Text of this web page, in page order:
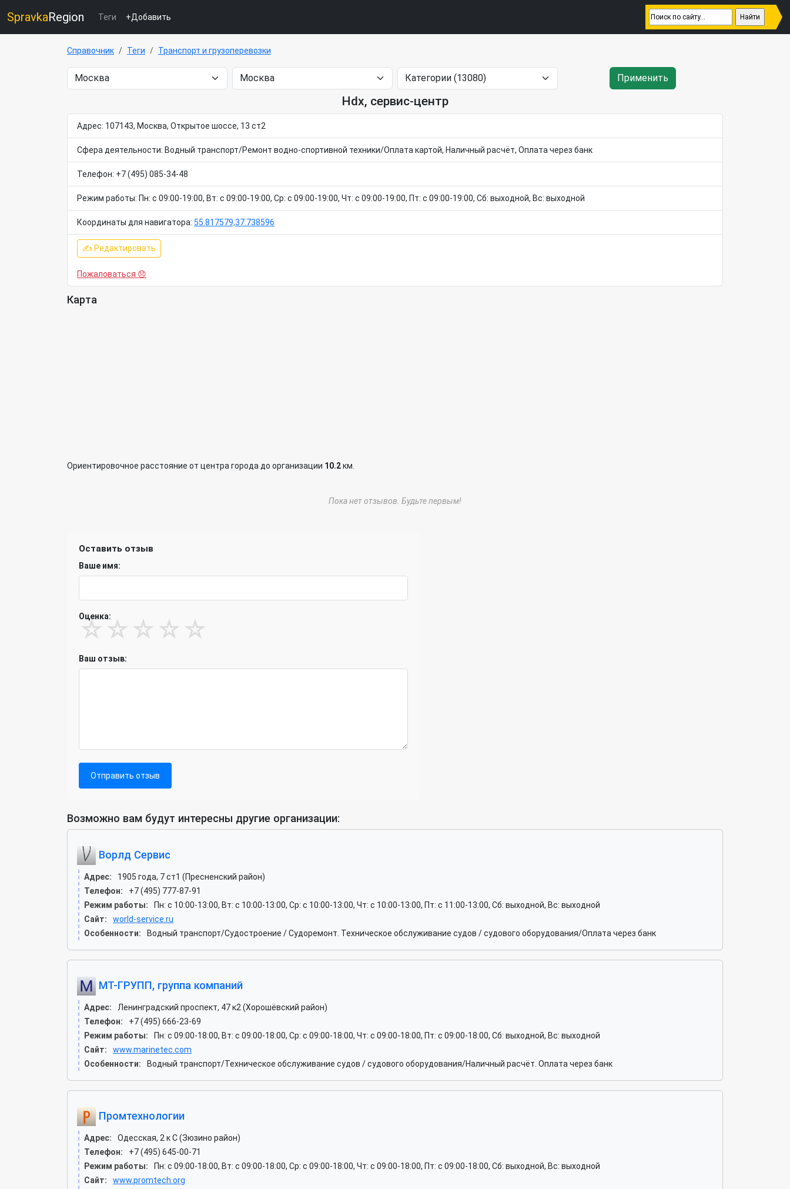
SpravkaRegion Теги +Добавить
Справочник Теги Транспорт и грузоперевозки
Применить
Hdx, сервис-центр
Адрес: 107143, Москва, Открытое шоссе, 13 ст2
Сфера деятельности: Водный транспорт/Ремонт водно-спортивной техники/Оплата картой, Наличный расчёт, Оплата через банк
Телефон: +7 (495) 085-34-48
Режим работы: Пн: c 09:00-19:00, Вт: c 09:00-19:00, Ср: c 09:00-19:00, Чт: c 09:00-19:00, Пт: c 09:00-19:00, Сб: выходной, Вс: выходной
Координаты для навигатора: 55.817579,37.738596
✍ Редактировать
Пожаловаться 😞
Карта
Ориентировочное расстояние от центра города до организации 10.2км.
Пока нет отзывов. Будьте первым!
Оставить отзыв
Ваше имя:
Оценка:
☆ ☆ ☆ ☆ ☆
Ваш отзыв:
Отправить отзыв
Возможно вам будут интересны другие организации:
Ворлд Сервис
Адрес:
1905 года, 7 ст1 (Пресненский район)
Телефон:
+7 (495) 777-87-91
Режим работы:
Пн: c 10:00-13:00, Вт: c 10:00-13:00, Ср: c 10:00-13:00, Чт: c 10:00-13:00, Пт: c 11:00-13:00, Сб: выходной, Вс: выходной
Сайт:
world-service.ru
Особенности:
Водный транспорт/Судостроение / Судоремонт. Техническое обслуживание судов / судового оборудования/Оплата через банк
МТ-ГРУПП, группа компаний
Адрес:
Ленинградский проспект, 47 к2 (Хорошёвский район)
Телефон:
+7 (495) 666-23-69
Режим работы:
Пн: c 09:00-18:00, Вт: c 09:00-18:00, Ср: c 09:00-18:00, Чт: c 09:00-18:00, Пт: c 09:00-18:00, Сб: выходной, Вс: выходной
Сайт:
www.marinetec.com
Особенности:
Водный транспорт/Техническое обслуживание судов / судового оборудования/Наличный расчёт. Оплата через банк
Промтехнологии
Адрес:
Одесская, 2 к C (Зюзино район)
Телефон:
+7 (495) 645-00-71
Режим работы:
Пн: c 09:00-18:00, Вт: c 09:00-18:00, Ср: c 09:00-18:00, Чт: c 09:00-18:00, Пт: c 09:00-18:00, Сб: выходной, Вс: выходной
Сайт:
www.promtech.org